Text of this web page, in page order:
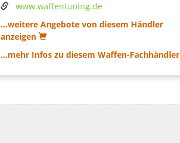
www.waffentuning.de
...weitere Angebote von diesem Händler
anzeigen
...mehr Infos zu diesem Waffen-Fachhändler